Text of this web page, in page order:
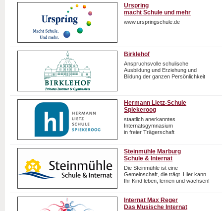
Urspring
macht Schule und mehr
www.urspringschule.de
Birklehof
Anspruchsvolle schulische
Ausbildung und Erziehung und
Bildung der ganzen Persönlichkeit
Hermann Lietz-Schule
Spiekeroog
staatlich anerkanntes
Internatsgymnasium
in freier Trägerschaft
Steinmühle Marburg
Schule & Internat
Die Steinmühle ist eine
Gemeinschaft, die trägt. Hier kann
Ihr Kind leben, lernen und wachsen!
Internat Max Reger
Das Musische Internat